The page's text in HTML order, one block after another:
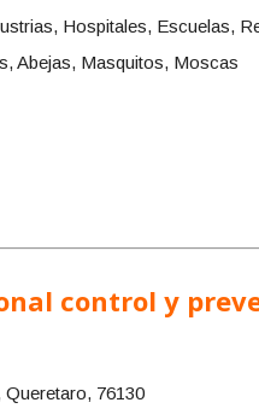
Hospitales, Escuelas,
Abejas, Masquitos, Moscas
control y
76130